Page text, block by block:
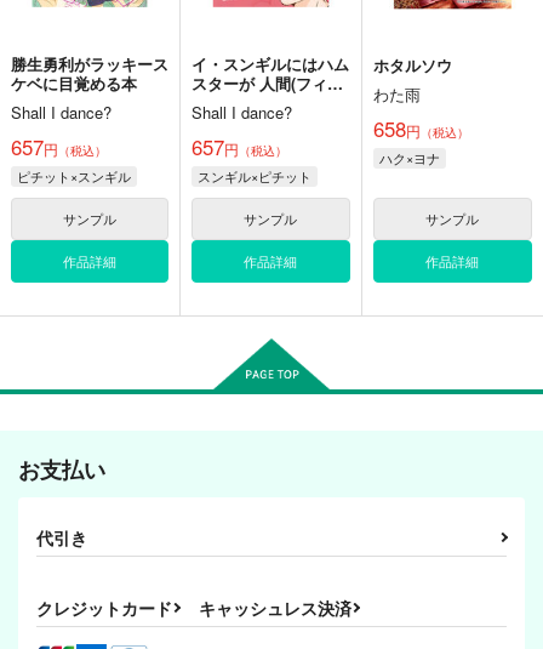
勝生勇利がラッキース
ケベに目覚める本
Shall I dance?
657円 （税込）
ピチット×スンギル
サンプル
作品詳細
イ・スンギルにはハム
スターが 人間(フィギ
ュアスケーター)に見
える！？
Shall I dance?
657円 （税込）
スンギル×ピチット
サンプル
作品詳細
ホタルソウ
わた雨
658円 （税込）
ハク×ヨナ
サンプル
作品詳細
お支払い
代引き
クレジットカード キャッシュレス決済